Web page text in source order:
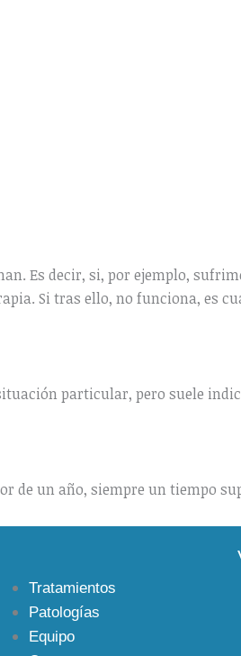
Es decir, si, por ejemplo,
Si tras ello, no funciona, es
particular, pero suele
de un año, siempre un tiempo
Tratamientos
Patologías
Equipo